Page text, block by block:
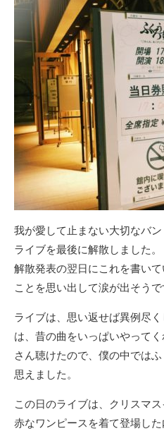
我が愛して止まない大切なバ
ライブを最後に解散しました。
解散発表の翌日にこれを書い
ことを思い出して涙が出そうで
ライブは、思い返せば異例尽
は、昔の曲をいっぱいやって
さん聴けたので、僕の中では
思えました。
この日のライブは、クリスマ
赤なワンピースを着て登場し